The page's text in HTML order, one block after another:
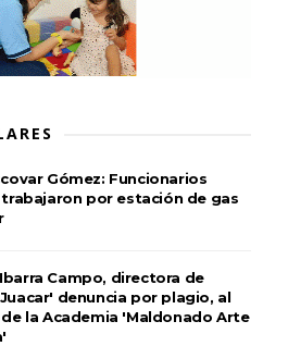
Gómez: Funcionarios
por estación de gas
Campo, directora de
denuncia por plagio, al
la Academia 'Maldonado Arte